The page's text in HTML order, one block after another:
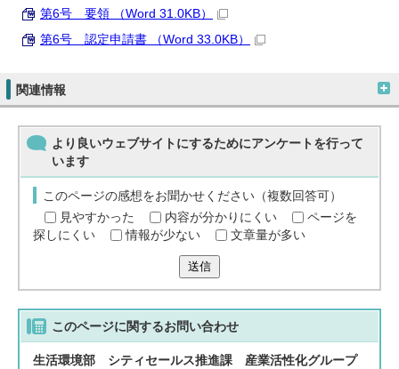
第6号 要領 （Word 31.0KB）
第6号 認定申請書 （Word 33.0KB）
関連情報
より良いウェブサイトにするためにアンケートを行って
います
このページの感想をお聞かせください（複数回答可）
見やすかった
内容が分かりにくい
ページを
探しにくい
情報が少ない 文章量が多い
送信
このページに関するお問い合わせ
生活環境部 シティセールス推進課 産業活性化グループ